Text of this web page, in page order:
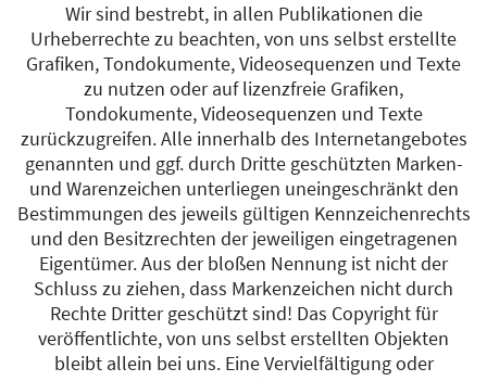
Wir sind bestrebt, in allen Publikationen die
Urheberrechte zu beachten, von uns selbst erstellte
Grafiken, Tondokumente, Videosequenzen und Texte
zu nutzen oder auf lizenzfreie Grafiken,
Tondokumente, Videosequenzen und Texte
zurückzugreifen. Alle innerhalb des Internetangebotes
genannten und ggf. durch Dritte geschützten Marken-
und Warenzeichen unterliegen uneingeschränkt den
Bestimmungen des jeweils gültigen Kennzeichenrechts
und den Besitzrechten der jeweiligen eingetragenen
Eigentümer. Aus der bloßen Nennung ist nicht der
Schluss zu ziehen, dass Markenzeichen nicht durch
Rechte Dritter geschützt sind! Das Copyright für
veröffentlichte, von uns selbst erstellten Objekten
bleibt allein bei uns. Eine Vervielfältigung oder